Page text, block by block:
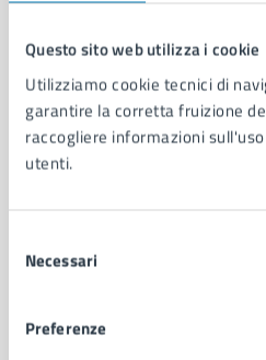
Questo sito web utilizza i cookie
Utilizziamo cookie tecnici di
garantire la corretta fruizione
raccogliere informazioni
utenti.
delNecessari
Preferenze
Comune di Napoli
AMMINISTRAZIONE
Aree amministrative
Enti e fondazioni
Personale amministrativo